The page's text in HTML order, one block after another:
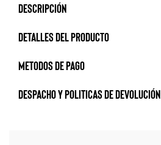
Descripción
Detalles del producto
metodos de pago
Despacho y politicas de devolución